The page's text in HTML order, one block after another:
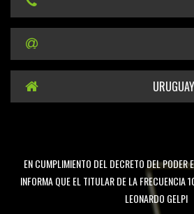
EN CUMPLIMIENTO DEL DECRETO DEL
INFORMA QUE EL TITULAR DE LA FRECUENCIA
LEONARDO GELPI